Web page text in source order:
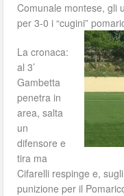
Comunale montese, gli
per 3-0 i “cugini”
La cronaca:
al 3’
Gambetta
penetra in
area, salta
un
difensore e
tira ma
Cifarelli respinge e,
punizione per il